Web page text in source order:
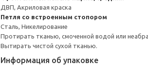
ДВП, Акриловая краска
Петля со встроенным стопором
Сталь, Никелирование
Протирать тканью, смоченной водой или
Вытирать чистой сухой тканью.
Информация об упаковке